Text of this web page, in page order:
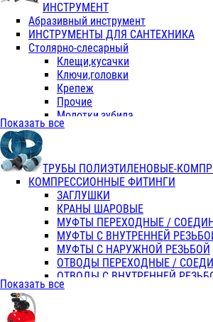
ИНСТРУМЕНТ
Абразивный инструмент
ИНСТРУМЕНТЫ ДЛЯ САНТЕХНИКА
Столярно-слесарный
Клещи,кусачки
Ключи,головки
Крепеж
Прочие
Молотки,зубила
Пассатижи,тонкогубцы,утконосы
Отвертки
Хоз. инвентарь
ЭЛ. ИНСТРУМЕНТ OASIS
Показать все
ТРУБЫ ПОЛИЭТИЛЕНОВЫЕ-
КОМПРЕССИОННЫЕ ФИТИНГИ
ЗАГЛУШКИ
КРАНЫ ШАРОВЫЕ
МУФТЫ ПЕРЕХОДНЫЕ /
МУФТЫ С ВНУТРЕННЕЙ
МУФТЫ С НАРУЖНОЙ РЕЗЬБОЙ
ОТВОДЫ ПЕРЕХОДНЫЕ /
ОТВОДЫ С ВНУТРЕННЕЙ
ОТВОДЫ С НАРУЖНОЙ РЕЗЬБОЙ
Показать все